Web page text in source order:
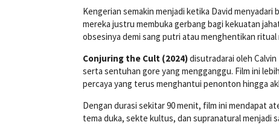
Kengerian semakin menjadi ketika David
mereka justru membuka gerbang bagi kekuatan
obsesinya demi sang putri atau menghentikan
Conjuring the Cult (2024)disutradarai oleh
serta sentuhan gore yang mengganggu. Film ini
percaya yang terus menghantui penonton hingga
Dengan durasi sekitar 90 menit, film ini mendapat
tema duka, sekte kultus, dan supranatural menjadi